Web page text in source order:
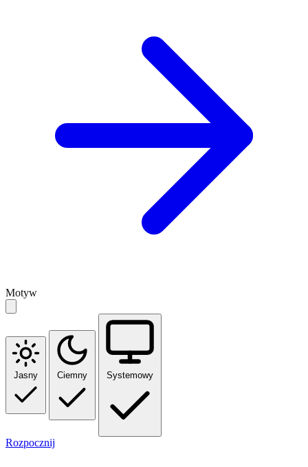
Motyw
Jasny Ciemny Systemowy
Rozpocznij